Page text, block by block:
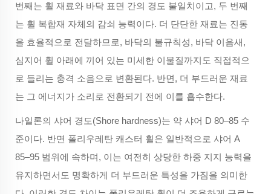
번째는 휠 재료와 바닥 표면 간의 경도 불일치이고, 두 번째
는 휠 복합재 자체의 감쇠 능력이다. 더 단단한 재료는 진동
을 효율적으로 전달하므로, 바닥의 불규칙성, 바닥 이음새,
심지어 휠 아래에 끼어 있는 미세한 이물질까지도 직접적으
로 들리는 충격 소음으로 변환된다. 반면, 더 부드러운 재료
는 그 에너지가 소리로 전환되기 전에 이를 흡수한다.
나일론의 샤어 경도(Shore hardness)는 약 샤어 D 80–85 수
준이다. 반면 폴리우레탄 캐스터 휠은 일반적으로 샤어 A
85–95 범위에 속하며, 이는 여전히 상당한 하중 지지 능력을
유지하면서도 명확하게 더 부드러운 특성을 가짐을 의미한